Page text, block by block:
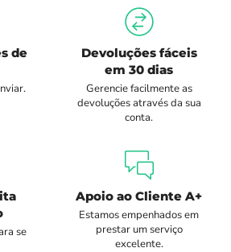
de
Devoluções fáceis
em 30 dias
Gerencie facilmente as
devoluções através da sua
conta.
se
Apoio ao Cliente A+
Estamos empenhados em
prestar um serviço
excelente.